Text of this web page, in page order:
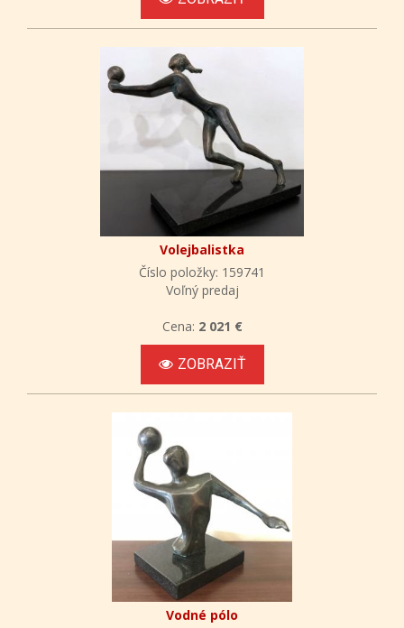
Volejbalistka
Číslo položky: 159741
Voľný predaj
Cena: 2 021 €
ZOBRAZIŤ
Vodné pólo